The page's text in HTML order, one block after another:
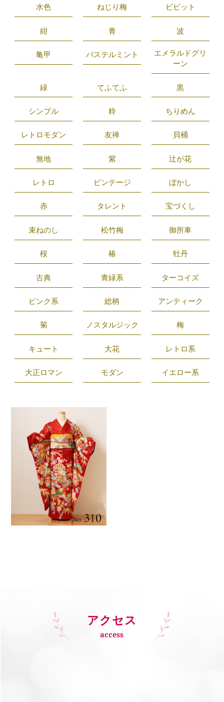
水色 ねじり梅 ビビット
紺 青 波
亀甲 パステルミント
エメラルドグリ
ーン
緑 てふてふ 黒
シンプル 粋 ちりめん
レトロモダン 友禅 貝桶
無地 紫 辻が花
レトロ ビンテージ ぼかし
赤 タレント 宝づくし
束ねのし 松竹梅 御所車
桜 椿 牡丹
古典 青緑系 ターコイズ
ピンク系 総柄 アンティーク
菊 ノスタルジック 梅
キュート 大花 レトロ系
大正ロマン モダン イエロー系
アクセス
access